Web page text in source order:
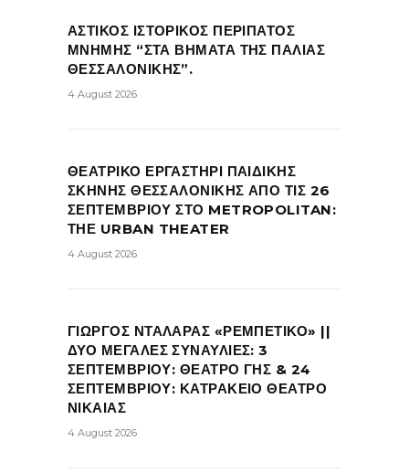
ΑΣΤΙΚΟΣ ΙΣΤΟΡΙΚΟΣ ΠΕΡΙΠΑΤΟΣ
ΜΝΗΜΗΣ “ΣΤΑ ΒΗΜΑΤΑ ΤΗΣ ΠΑΛΙΑΣ
ΘΕΣΣΑΛΟΝΙΚΗΣ”.
4 August 2026
ΘΕΑΤΡΙΚΟ ΕΡΓΑΣΤΗΡΙ ΠΑΙΔΙΚΗΣ
ΣΚΗΝΗΣ ΘΕΣΣΑΛΟΝΙΚΗΣ ΑΠΟ ΤΙΣ 26
ΣΕΠΤΕΜΒΡΙΟΥ ΣΤΟ METROPOLITAN:
ΤΗΕ URBAN THEATER
4 August 2026
ΓΙΩΡΓΟΣ ΝΤΑΛΑΡΑΣ «ΡΕΜΠΕΤΙΚΟ» ||
ΔΥΟ ΜΕΓΑΛΕΣ ΣΥΝΑΥΛΙΕΣ: 3
ΣΕΠΤΕΜΒΡΙΟΥ: ΘΕΑΤΡΟ ΓΗΣ & 24
ΣΕΠΤΕΜΒΡΙΟΥ: ΚΑΤΡΑΚΕΙΟ ΘΕΑΤΡΟ
ΝΙΚΑΙΑΣ
4 August 2026